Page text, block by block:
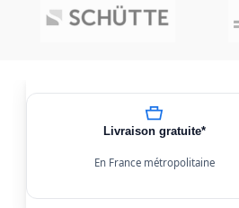
Livraison gratuite*
En France métropolitaine